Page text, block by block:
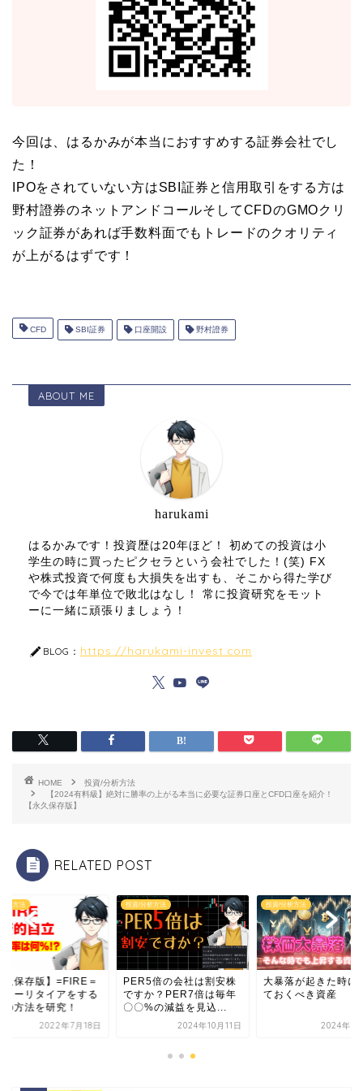
今回は、はるかみが本当におすすめする証券会社でし
た！
IPOをされていない方はSBI証券と信用取引をする方は
野村證券のネットアンドコールそしてCFDのGMOクリ
ック証券があれば手数料面でもトレードのクオリティ
が上がるはずです！
CFD SBI証券 口座開設 野村證券
ABOUT ME
harukami
はるかみです！投資歴は20年ほど！ 初めての投資は小
学生の時に買ったピクセラという会社でした！(笑) FX
や株式投資で何度も大損失を出すも、そこから得た学び
で今では年単位で敗北はなし！ 常に投資研究をモット
ーに一緒に頑張りましょう！
BLOG： https://harukami-invest.com
HOME
投資/分析方法
【2024有料級】絶対に勝率の上がる本当に必要な証券口座とCFD口座を紹介！
【永久保存版】
RELATED POST
析方法
久保存版】=FIRE＝
リーリタイアをする
の方法を研究！
2022年7月18日
投資/分析方法
PER5倍の会社は割安株
ですか？PER7倍は毎年
〇〇%の減益を見込...
2024年10月11日
投資/分析方法
大暴落が起きた時に
ておくべき資産
2024年7